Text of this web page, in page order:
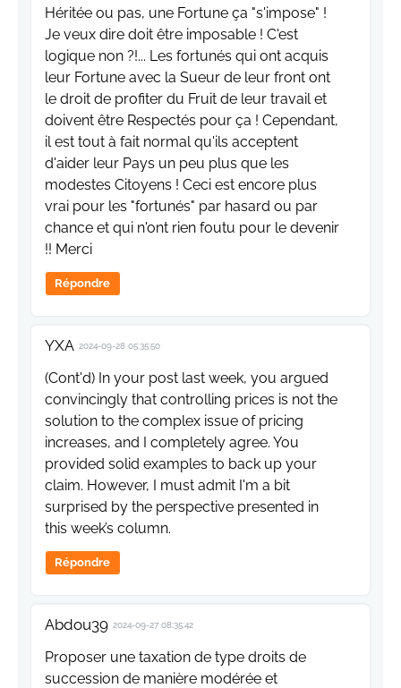
Héritée ou pas, une Fortune ça "s'impose" !
Je veux dire doit être imposable ! C'est
logique non ?!... Les fortunés qui ont acquis
leur Fortune avec la Sueur de leur front ont
le droit de profiter du Fruit de leur travail et
doivent être Respectés pour ça ! Cependant,
il est tout à fait normal qu'ils acceptent
d'aider leur Pays un peu plus que les
modestes Citoyens ! Ceci est encore plus
vrai pour les "fortunés" par hasard ou par
chance et qui n'ont rien foutu pour le devenir
!! Merci
Répondre
YXA 2024-09-28 05:35:50
(Cont'd) In your post last week, you argued
convincingly that controlling prices is not the
solution to the complex issue of pricing
increases, and I completely agree. You
provided solid examples to back up your
claim. However, I must admit I'm a bit
surprised by the perspective presented in
this week’s column.
Répondre
Abdou39 2024-09-27 08:35:42
Proposer une taxation de type droits de
succession de manière modérée et